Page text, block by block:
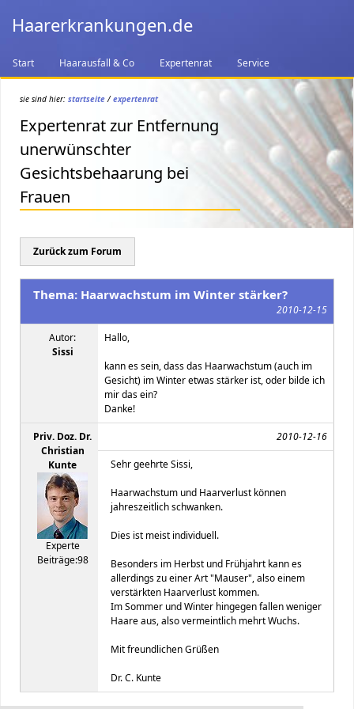
Haarerkrankungen.de
Start Haarausfall & Co Expertenrat Service
sie sind hier: startseite/expertenrat
Expertenrat zur Entfernung
unerwünschter
Gesichtsbehaarung bei
Frauen
Zurück zum Forum
Thema: Haarwachstum im Winter stärker?
2010-12-15
Autor:
Sissi
Hallo,
kann es sein, dass das Haarwachstum (auch im
Gesicht) im Winter etwas stärker ist, oder bilde ich
mir das ein?
Danke!
Priv. Doz. Dr.
Christian
Kunte
Experte
Beiträge:98
2010-12-16
Sehr geehrte Sissi,
Haarwachstum und Haarverlust können
jahreszeitlich schwanken.
Dies ist meist individuell.
Besonders im Herbst und Frühjahrt kann es
allerdings zu einer Art "Mauser", also einem
verstärkten Haarverlust kommen.
Im Sommer und Winter hingegen fallen weniger
Haare aus, also vermeintlich mehrt Wuchs.
Mit freundlichen Grüßen
Dr. C. Kunte